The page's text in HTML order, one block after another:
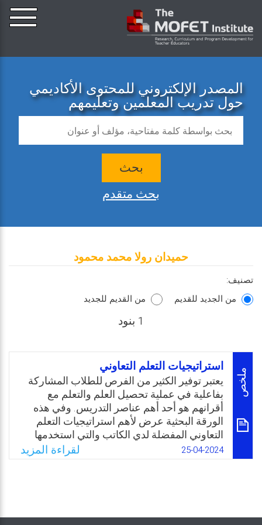
المصدر الإلكتروني للمحتوى الأكاديمي
حول تدريب المعلمين وتعليمهم
بحث
بحث متقدم
حميدان رولا محمد محمود
تصنيف:
من الجديد للقديم
من القديم للجديد
1 بنود
ملخص
استراتيجيات التعلم التعاوني
يعتبر توفير الكثير من الفرص للطلاب المشاركة
بفاعلية في عملية تحصيل العلم والتعلم مع
أقرانهم هو أحد أهم عناصر التدريس. وفي هذه
الورقة البحثية عرض لأهم استراتيجيات التعلم
التعاوني المفضلة لدي الكاتب والتي استخدمها
في الفصول التعليمية خلال عمله في التدريس.
ويمكن استخدام الأنشطة التي ذكرها في جميع
WhatsApp
Facebook
Twitter
Email
25-04-2024 لقراءة المزيد